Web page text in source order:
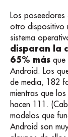
Los poseedores
otro dispositivo
sistema
disparan la
65% más que
Android. Los
de media, 182
mientras que
hacen 111.
modelos que
Android son